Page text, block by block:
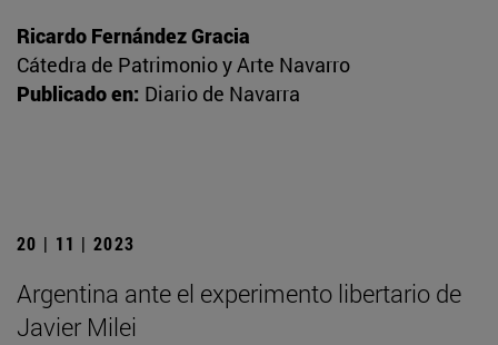
Ricardo Fernández Gracia
Cátedra de Patrimonio y Arte Navarro
Publicado en: Diario de Navarra
20 | 11 | 2023
Argentina ante el experimento libertario de
Javier Milei